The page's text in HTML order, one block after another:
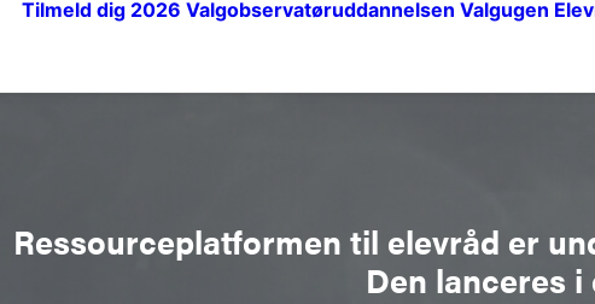
Tilmeld dig 2026 Valgobservatøruddannelsen Valgugen
Ressourceplatformen til elevråd er
Den lanceres